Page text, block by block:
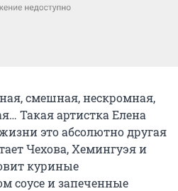
смешная, нескромная,
Такая артистка Елена
это абсолютно другая
Чехова, Хемингуэя и
куриные
соусе и запеченные